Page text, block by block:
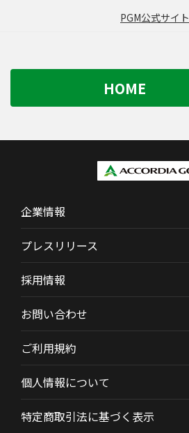
PGM公式サイト
HOME
企業情報
プレスリリース
採用情報
お問い合わせ
ご利用規約
個人情報について
特定商取引法に基づく表示